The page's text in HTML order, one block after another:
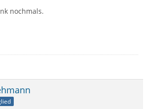
nochmals.